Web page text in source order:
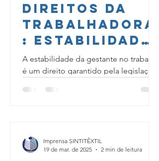
Direitos da
Trabalhadora
: Estabilidade
da Gestante
no Trabalho
A estabilidade da gestante no trabalho
é um direito garantido pela legislação
proteger a mulher durante a...
Imprensa SINTITÊXTIL
19 de mar. de 2025
2 min de leitura